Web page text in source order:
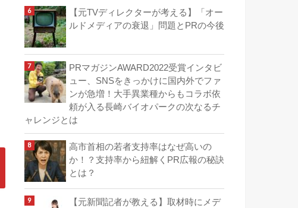
【元TVディレクターが考える】「オー
ルドメディアの衰退」問題とPRの今後
PRマガジンAWARD2022受賞インタビ
ュー、SNSをきっかけに国内外でファ
ンが急増！大手異業種からもコラボ依
頼が入る長崎バイオパークの次なるチ
ャレンジとは
高市首相の若者支持率はなぜ高いの
か！？支持率から紐解くPR広報の秘訣
とは？
【元新聞記者が教える】取材時にメデ